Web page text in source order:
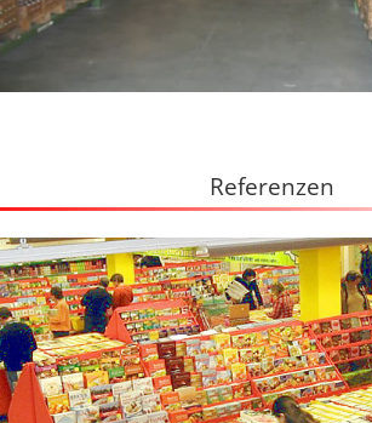
Referenzen